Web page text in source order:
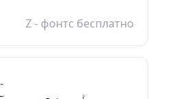
Z - фонтс бесплатно